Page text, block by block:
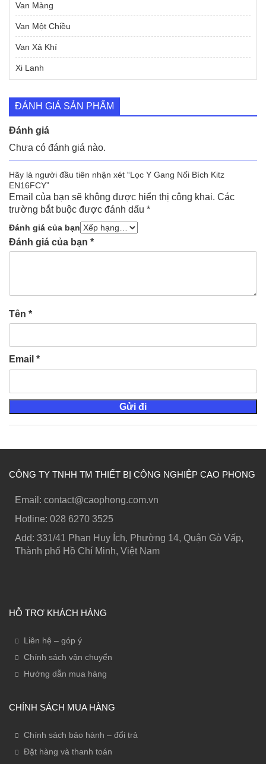
Van Màng
Van Một Chiều
Van Xả Khí
Xi Lanh
ĐÁNH GIÁ SẢN PHẨM
Đánh giá
Chưa có đánh giá nào.
Hãy là người đầu tiên nhận xét “Lọc Y Gang Nối Bích Kitz
EN16FCY”
Email của bạn sẽ không được hiển thị công khai. Các
trường bắt buộc được đánh dấu *
Đánh giá của bạn
Đánh giá của bạn *
Tên *
Email *
CÔNG TY TNHH TM THIẾT BỊ CÔNG NGHIỆP CAO PHONG
Email: contact@caophong.com.vn
Hotline: ‭028 6270 3525
Add: 331/41 Phan Huy Ích, Phường 14, Quận Gò Vấp,
Thành phố Hồ Chí Minh, Việt Nam
HỖ TRỢ KHÁCH HÀNG
Liên hệ – góp ý
Chính sách vận chuyển
Hướng dẫn mua hàng
CHÍNH SÁCH MUA HÀNG
Chính sách bảo hành – đổi trả
Đặt hàng và thanh toán